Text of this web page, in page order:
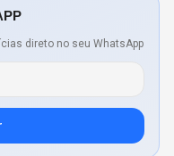
direto no seu WhatsApp